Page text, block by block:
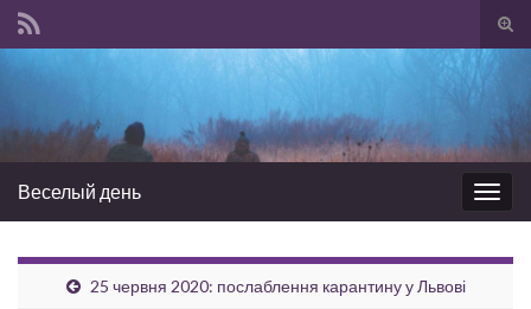
Веселый день
25 червня 2020: послаблення карантину у Львові